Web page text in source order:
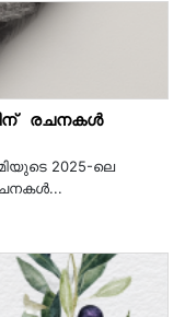
രചനകൾ
2025-ലെ